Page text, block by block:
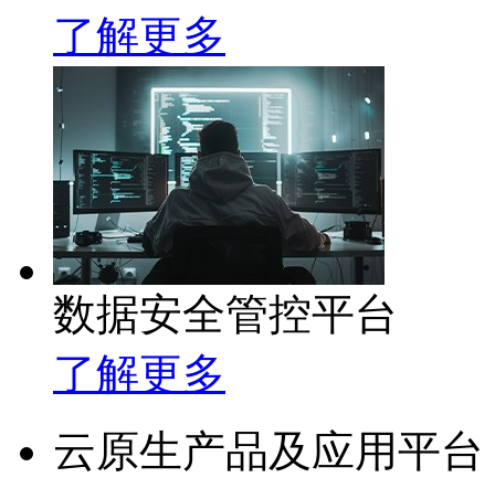
了解更多
数据安全管控平台
了解更多
云原生产品及应用平台